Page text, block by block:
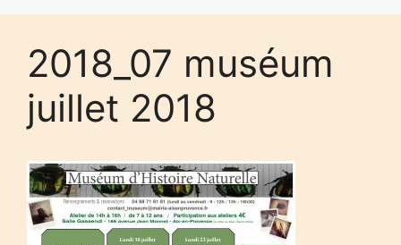
2018_07 muséum
juillet 2018